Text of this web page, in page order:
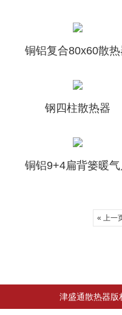
铜铝复合80x60散
钢四柱散热器
铜铝9+4扁背篓暖气
« 上一
津盛通散热器版